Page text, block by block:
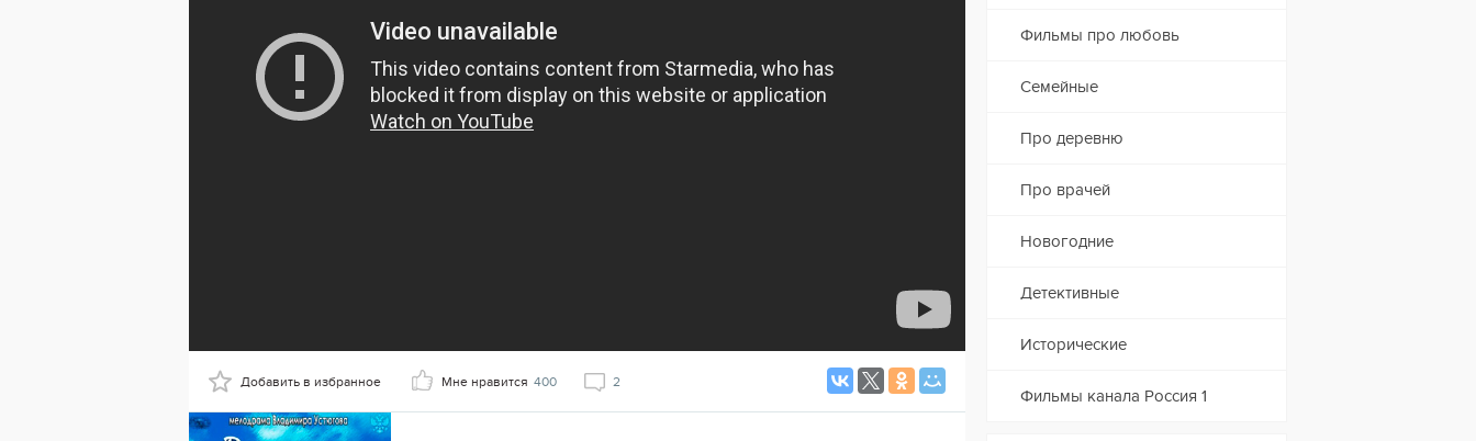
Добавить в избранное Мне нравится 400 2
Фильмы про любовь
Семейные
Про деревню
Про врачей
Новогодние
Детективные
Исторические
Фильмы канала Россия 1